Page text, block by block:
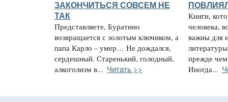
ЗАКОНЧИТЬСЯ СОВСЕМ НЕ
ТАК
Представляете, Буратино
возвращается с золотым ключиком, а
папа Карло – умер… Не дождался,
сердешный. Старенький, голодный,
алкоголизм в... Читать >>
Книги,
человека,
важны для
прежде
Иногда...